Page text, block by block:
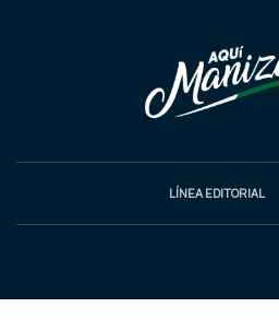
LÍNEA EDITORIAL